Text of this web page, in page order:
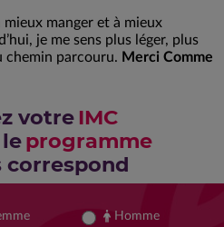
mieux manger et à mieux
je me sens plus léger, plus
chemin parcouru. Merci Comme
votre IMC
programme
correspond
Homme